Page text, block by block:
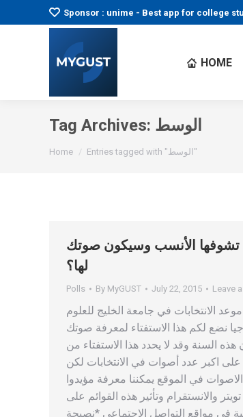
Sponsor : unime - Best app for college
HOME
Tag Archives: الوسط
You are here:
Home Entries tagged with "الوسط"
تشوفها الأنسب وسيكون صوتك
لها؟
Polls By MyGUST July 22, 2015 Leave
الانتخابات في جامعة الخليج للعلوم
نضع لكم هذا الاستفتاء لمعرفة صوتك
السنة وقد لا يحدد هذا الاستفتاء من
اكبر عدد أصوات في الانتخابات لكن
في الموقع يمكننا معرفة مؤيدوا
والانستقرام وتأثير هذه القوائم على